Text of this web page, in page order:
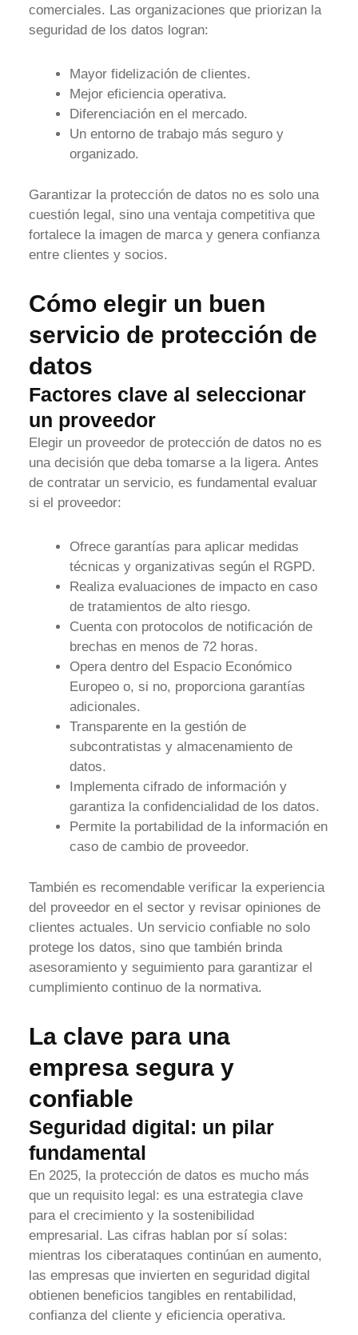
comerciales. Las organizaciones que priorizan la
seguridad de los datos logran:
Mayor fidelización de clientes.
Mejor eficiencia operativa.
Diferenciación en el mercado.
Un entorno de trabajo más seguro y
organizado.
Garantizar la protección de datos no es solo una
cuestión legal, sino una ventaja competitiva que
fortalece la imagen de marca y genera confianza
entre clientes y socios.
Cómo elegir un buen
servicio de protección de
datos
Factores clave al seleccionar
un proveedor
Elegir un proveedor de protección de datos no es
una decisión que deba tomarse a la ligera. Antes
de contratar un servicio, es fundamental evaluar
si el proveedor:
Ofrece garantías para aplicar medidas
técnicas y organizativas según el RGPD.
Realiza evaluaciones de impacto en caso
de tratamientos de alto riesgo.
Cuenta con protocolos de notificación de
brechas en menos de 72 horas.
Opera dentro del Espacio Económico
Europeo o, si no, proporciona garantías
adicionales.
Transparente en la gestión de
subcontratistas y almacenamiento de
datos.
Implementa cifrado de información y
garantiza la confidencialidad de los datos.
Permite la portabilidad de la información en
caso de cambio de proveedor.
También es recomendable verificar la experiencia
del proveedor en el sector y revisar opiniones de
clientes actuales. Un servicio confiable no solo
protege los datos, sino que también brinda
asesoramiento y seguimiento para garantizar el
cumplimiento continuo de la normativa.
La clave para una
empresa segura y
confiable
Seguridad digital: un pilar
fundamental
En 2025, la protección de datos es mucho más
que un requisito legal: es una estrategia clave
para el crecimiento y la sostenibilidad
empresarial. Las cifras hablan por sí solas:
mientras los ciberataques continúan en aumento,
las empresas que invierten en seguridad digital
obtienen beneficios tangibles en rentabilidad,
confianza del cliente y eficiencia operativa.